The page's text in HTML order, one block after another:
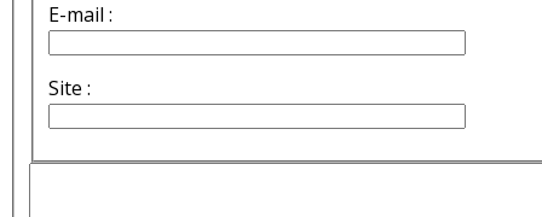
E-mail :
Site :